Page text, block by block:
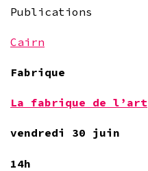
Publications
Cairn
Fabrique
La fabrique de l’art
vendredi 30 juin
14h